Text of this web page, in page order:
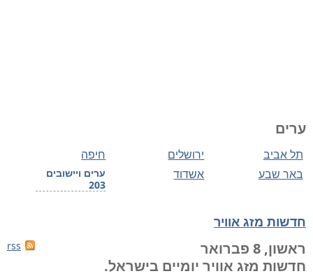
ערים
חיפה ירושלים תל אביב
ערים ויישובים
203
אשדוד באר שבע
חדשות מזג אוויר
rss
ראשון, 8 פברואר
חדשות מזג אוויר יומיים בישראל.